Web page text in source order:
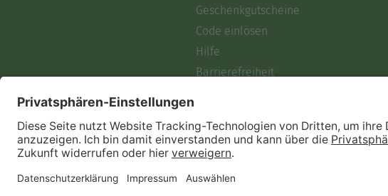
Geschenkgutscheine
Code einlösen
Hilfe
Barrierefreiheit